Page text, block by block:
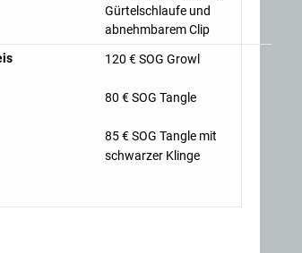
Gürtelschlaufe und
abnehmbarem Clip
120 € SOG Growl
80 € SOG Tangle
85 € SOG Tangle mit
schwarzer Klinge